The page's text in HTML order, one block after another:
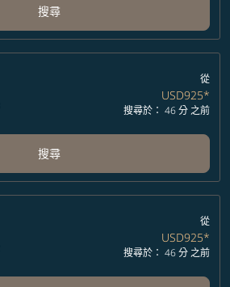
搜尋
從
USD925*
搜尋於： 46 分 之前
搜尋
從
USD925*
搜尋於： 46 分 之前